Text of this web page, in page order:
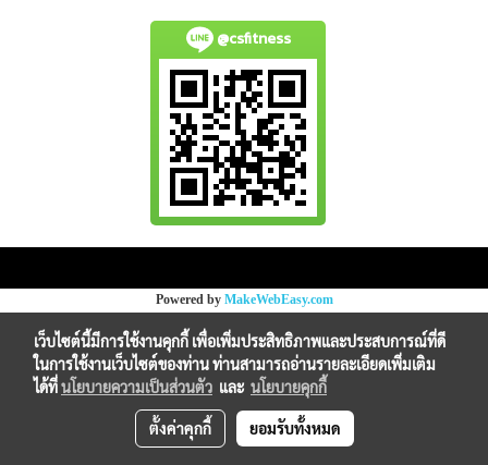
@csfitness
Powered by MakeWebEasy.com
เว็บไซต์นี้มีการใช้งานคุกกี้ เพื่อเพิ่มประสิทธิภาพและประสบการณ์ที่ดี
ในการใช้งานเว็บไซต์ของท่าน ท่านสามารถอ่านรายละเอียดเพิ่มเติม
ได้ที่นโยบายความเป็นส่วนตัว และ นโยบายคุกกี้
ตั้งค่าคุกกี้ ยอมรับทั้งหมด